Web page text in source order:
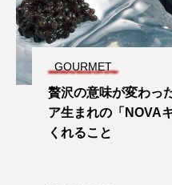
GOURMET
贅沢の意味が変わっ
ア生まれの「NOVA
くれること